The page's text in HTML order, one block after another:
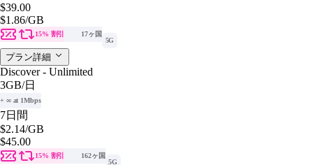
$39.00
$1.86/GB
15% 割引
17ヶ国
5G
プラン詳細
Discover - Unlimited
3GB/日
+ ∞ at 1Mbps
7日間
$2.14/GB
$45.00
15% 割引
162ヶ国
5G